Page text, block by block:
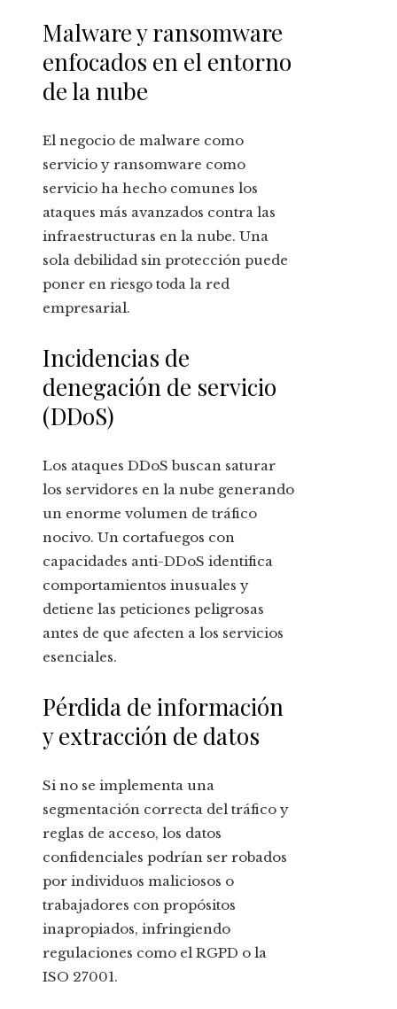
Malware y ransomware
enfocados en el entorno
de la nube
El negocio de malware como
servicio y ransomware como
servicio ha hecho comunes los
ataques más avanzados contra las
infraestructuras en la nube. Una
sola debilidad sin protección puede
poner en riesgo toda la red
empresarial.
Incidencias de
denegación de servicio
(DDoS)
Los ataques DDoS buscan saturar
los servidores en la nube generando
un enorme volumen de tráfico
nocivo. Un cortafuegos con
capacidades anti-DDoS identifica
comportamientos inusuales y
detiene las peticiones peligrosas
antes de que afecten a los servicios
esenciales.
Pérdida de información
y extracción de datos
Si no se implementa una
segmentación correcta del tráfico y
reglas de acceso, los datos
confidenciales podrían ser robados
por individuos maliciosos o
trabajadores con propósitos
inapropiados, infringiendo
regulaciones como el RGPD o la
ISO 27001.